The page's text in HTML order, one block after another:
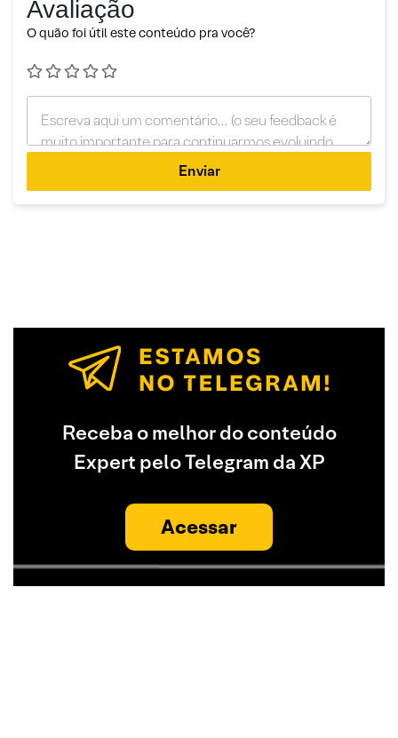
Avaliação
O quão foi útil este conteúdo pra você?
Enviar
Receba o melhor do conteúdo
Expert pelo Telegram da XP
Acessar